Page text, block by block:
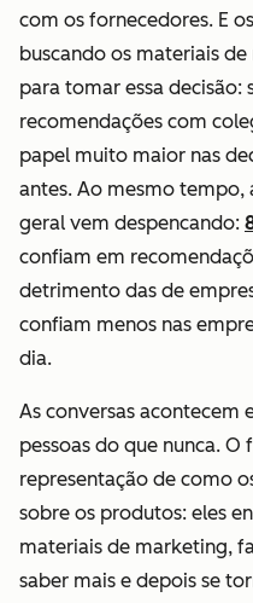
com os fornecedores. E
buscando os materiais
para tomar essa decisão:
recomendações com
papel muito maior nas
antes. Ao mesmo tempo,
geral vem despencando:
confiam em
detrimento das de
confiam menos nas
dia.
As conversas acontecem
pessoas do que nunca. O
representação de como
sobre os produtos: eles
materiais de marketing,
saber mais e depois se